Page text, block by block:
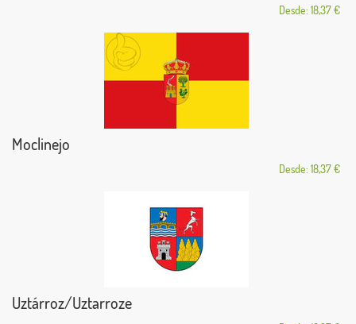
Desde: 18,37 €
Moclinejo
Desde: 18,37 €
Uztárroz/Uztarroze